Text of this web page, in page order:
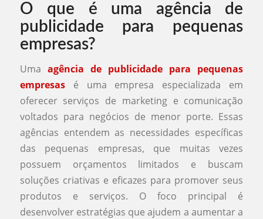
O que é uma agência de
publicidade para pequenas
empresas?
Uma agência de publicidade para pequenas
empresasé uma empresa especializada em
oferecer serviços de marketing e comunicação
voltados para negócios de menor porte. Essas
agências entendem as necessidades específicas
das pequenas empresas, que muitas vezes
possuem orçamentos limitados e buscam
soluções criativas e eficazes para promover seus
produtos e serviços. O foco principal é
desenvolver estratégias que ajudem a aumentar a